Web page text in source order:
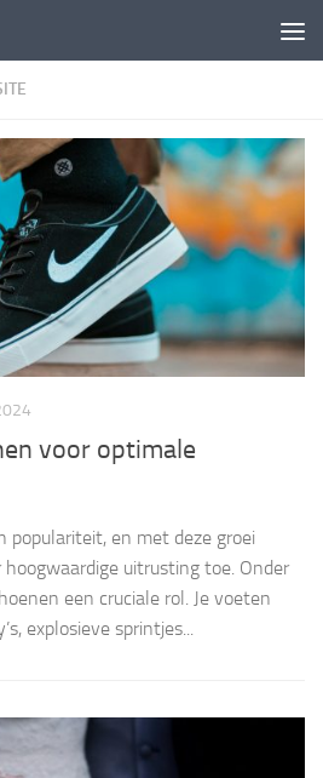
voor optimale
populariteit, en met deze groei
uitrusting toe. Onder
een cruciale rol. Je voeten
explosieve sprintjes...